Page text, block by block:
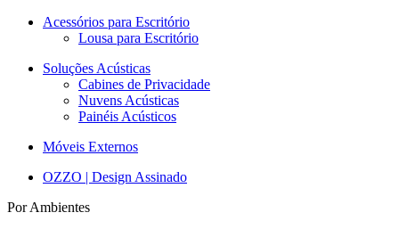
Acessórios para Escritório
Lousa para Escritório
Soluções Acústicas
Cabines de Privacidade
Nuvens Acústicas
Painéis Acústicos
Móveis Externos
OZZO | Design Assinado
Por Ambientes